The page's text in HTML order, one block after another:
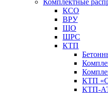
Комплектные
КСО
ВРУ
ЩО
ШРС
КТП
КТП
КТП-